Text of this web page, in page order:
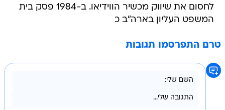
לחסום את שיווק מכשיר הווידיאו. ב-1984 פסק בית
המשפט העליון בארה"ב כ
טרם התפרסמו תגובות